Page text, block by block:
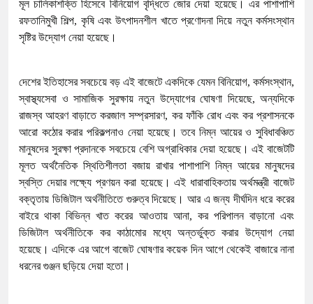
মূল চালিকাশক্তি হিসেবে বিনিয়োগ বৃদ্ধিতে জোর দেয়া হয়েছে। এর পাশাপাশি
রফতানিমুখী শিল্প, কৃষি এবং উৎপাদনশীল খাতে প্রণোদনা দিয়ে নতুন কর্মসংস্থান
সৃষ্টির উদ্যোগ নেয়া হয়েছে।
দেশের ইতিহাসের সবচেয়ে বড় এই বাজেটে একদিকে যেমন বিনিয়োগ, কর্মসংস্থান,
স্বাস্থ্যসেবা ও সামাজিক সুরক্ষায় নতুন উদ্যোগের ঘোষণা দিয়েছে, অন্যদিকে
রাজস্ব আহরণ বাড়াতে করজাল সম্প্রসারণ, কর ফাঁকি রোধ এবং কর প্রশাসনকে
আরো কঠোর করার পরিকল্পনাও নেয়া হয়েছে। তবে নিম্ন আয়ের ও সুবিধাবঞ্চিত
মানুষদের সুরক্ষা প্রদানকে সবচেয়ে বেশি অগ্রাধিকার দেয়া হয়েছে। এই বাজেটটি
মূলত অর্থনৈতিক স্থিতিশীলতা বজায় রাখার পাশাপাশি নিম্ন আয়ের মানুষদের
স্বস্তি দেয়ার লক্ষ্যে প্রণয়ন করা হয়েছে। এই ধারাবাহিকতায় অর্থমন্ত্রী বাজেট
বক্তৃতায় ডিজিটাল অর্থনীতিতে গুরুত্ব দিয়েছে। আর এ জন্য দীর্ঘদিন ধরে করের
বাইরে থাকা বিভিন্ন খাত করের আওতায় আনা, কর পরিপালন বাড়ানো এবং
ডিজিটাল অর্থনীতিকে কর কাঠামোর মধ্যে অন্তর্ভুক্ত করার উদ্যোগ নেয়া
হয়েছে। এদিকে এর আগে বাজেট ঘোষণার কয়েক দিন আগে থেকেই বাজারে নানা
ধরনের গুঞ্জন ছড়িয়ে দেয়া হতো।